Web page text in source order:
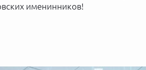
именинников!